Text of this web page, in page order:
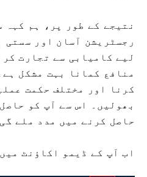
رجسٹریشن آسان اور سستی
لیے کامیابی سے تجارت
منافع کمانا بہت مشکل
کرنا اور مختلف حکمت
بھولیں۔ اس سے آپ کو
حاصل کرنے میں مدد ملے گی۔
اب آپ کے ڈیمو اکاؤنٹ میں 10,000$ ہیں۔